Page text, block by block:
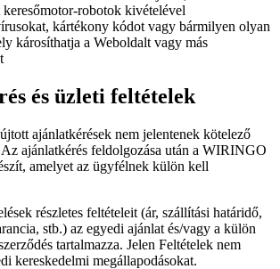
keresőmotor-robotok kivételével
kártékony kódot vagy bármilyen olyan
károsíthatja a Weboldalt vagy más
és üzleti feltételek
ajánlatkérések nem jelentenek kötelező
ajánlatkérés feldolgozása után a WIRINGO
amelyet az ügyfélnek külön kell
részletes feltételeit (ár, szállítási határidő,
stb.) az egyedi ajánlat és/vagy a külön
tartalmazza. Jelen Feltételek nem
kereskedelmi megállapodásokat.